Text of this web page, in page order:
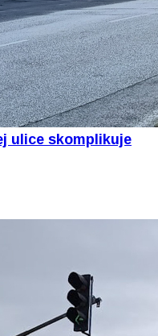
ulice skomplikuje